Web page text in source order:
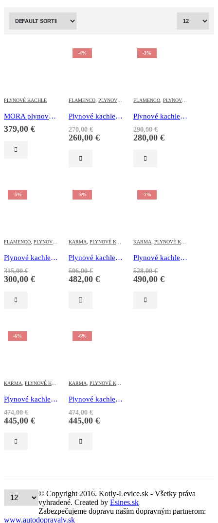
PLYNOVÉ KACHLE
MORA plynové vykurovacie telesá PT6140 -cez stenu 4,2 kW
379,00 €
-4%
FLAMENCO PLYNOVÉ KACHLE
Plynové kachle – Flamenco 2 kW
270,00€
260,00 €
-3%
FLAMENCO PLYNOVÉ KACHLE
Plynové kachle – Flamenco 4 kW
290,00€
280,00 €
-5%
FLAMENCO PLYNOVÉ KACHLE
Plynové kachle – Flamenco 5 kW
315,00€
300,00 €
-5%
KARMA PLYNOVÉ KACHLE
Plynové kachle – Karma 3,8 kW Beta 4 Mechanic
506,00€
482,00 €
-7%
KARMA PLYNOVÉ KACHLE
Plynové kachle – Karma 4,7 kW Beta 5 Mechanic
528,00€
490,00 €
-6%
KARMA PLYNOVÉ KACHLE
Plynové kachle – Karma BETA 2kW
474,00€
445,00 €
-6%
KARMA PLYNOVÉ KACHLE
Plynové kachle – Karma BETA 3 kW Mechanic
474,00€
445,00 €
© Copyright 2016. Kotly-Levice.sk - Všetky práva
vyhradené. Created by Esines.sk
Zabezpečujeme dopravu naším dopravným partnerom:
www.autodopravalv.sk